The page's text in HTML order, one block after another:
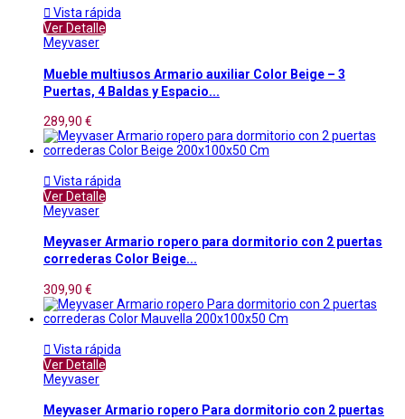
 Vista rápida
Ver Detalle
Meyvaser
Mueble multiusos Armario auxiliar Color Beige – 3
Puertas, 4 Baldas y Espacio...
289,90 €
 Vista rápida
Ver Detalle
Meyvaser
Meyvaser Armario ropero para dormitorio con 2 puertas
correderas Color Beige...
309,90 €
 Vista rápida
Ver Detalle
Meyvaser
Meyvaser Armario ropero Para dormitorio con 2 puertas